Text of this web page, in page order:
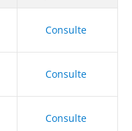
Consulte
Consulte
Consulte